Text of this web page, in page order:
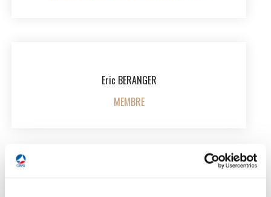
Eric BERANGER
MEMBRE